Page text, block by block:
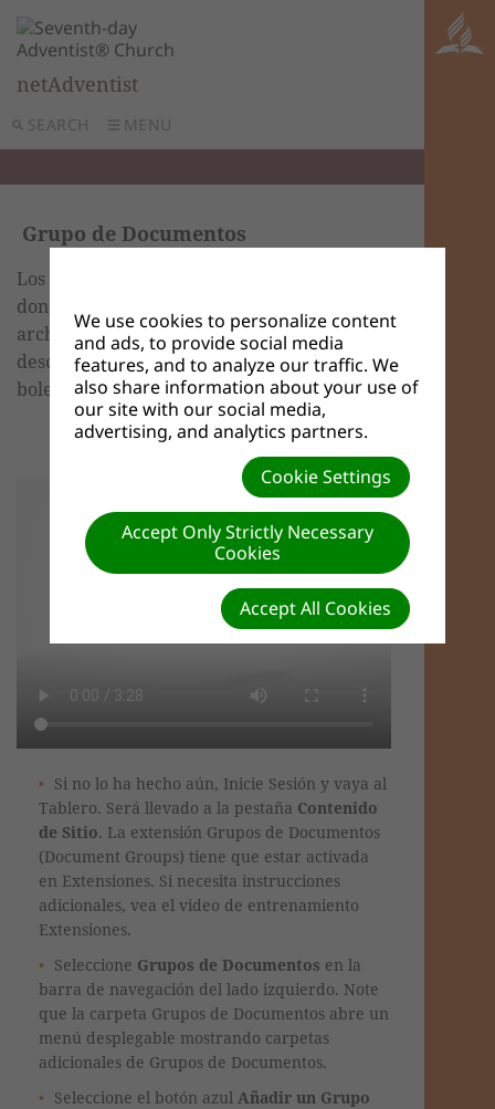
SEARCH MENU
netAdventist
Grupo de Documentos
Los Grupos de Documentos son un lugar
donde puede guardar documentos y
archivos que desea hacer disponibles para
descargar, tales como un archivo de
boletinesen formato PDF o Word.
Si no lo ha hecho aún, Inicie Sesión y vaya al
Tablero. Será llevado a la pestaña Contenido
de Sitio. La extensión Grupos de Documentos
(Document Groups) tiene que estar activada
en Extensiones. Si necesita instrucciones
adicionales, vea el video de entrenamiento
Extensiones.
Seleccione Grupos de Documentos en la
barra de navegación del lado izquierdo. Note
que la carpeta Grupos de Documentos abre un
menú desplegable mostrando carpetas
adicionales de Grupos de Documentos.
Seleccione el botón azul Añadir un Grupo
We use cookies to personalize content
and ads, to provide social media
features, and to analyze our traffic. We
also share information about your use of
our site with our social media,
advertising, and analytics partners.
Cookie Settings
Accept Only Strictly Necessary
Cookies
Accept All Cookies